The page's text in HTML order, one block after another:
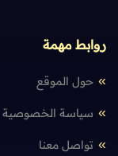
روابط مهمة
حول الموقع
سياسة الخصوصية
تواصل معنا